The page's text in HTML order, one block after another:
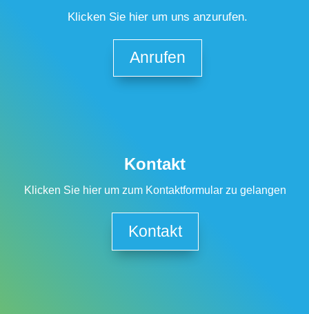
Klicken Sie hier um uns anzurufen.
Anrufen
Kontakt
Klicken Sie hier um zum Kontaktformular zu gelangen
Kontakt